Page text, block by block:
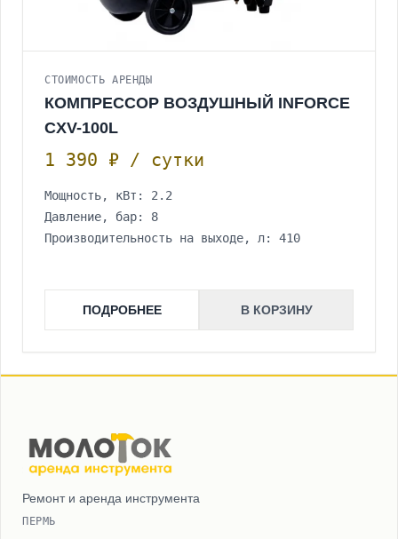
СТОИМОСТЬ АРЕНДЫ
КОМПРЕССОР ВОЗДУШНЫЙ INFORCE
CXV-100L
1 390 ₽ / сутки
Мощность, кВт: 2.2
Давление, бар: 8
Производительность на выходе, л: 410
ПОДРОБНЕЕ В КОРЗИНУ
Ремонт и аренда инструмента
ПЕРМЬ